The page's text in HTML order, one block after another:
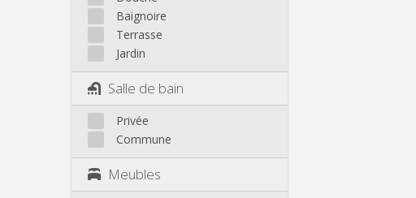
Baignoire
Terrasse
Jardin
Salle de bain
Privée
Commune
Meubles